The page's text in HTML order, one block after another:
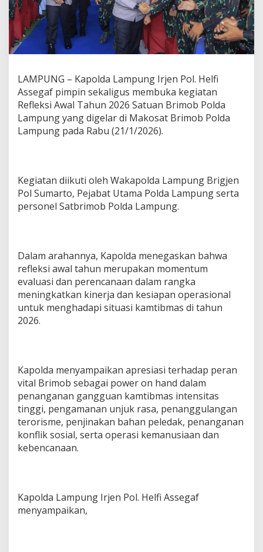
R
e
f
l
e
i
A
w
l
T
n
a
t
o
b
:
S
i
a
a
T
a
n
t
a
K
a
LAMPUNG – Kapolda Lampung Irjen Pol. Helfi
Assegaf pimpin sekaligus membuka kegiatan
Refleksi Awal Tahun 2026 Satuan Brimob Polda
Lampung yang digelar di Makosat Brimob Polda
Lampung pada Rabu (21/1/2026).
Kegiatan diikuti oleh Wakapolda Lampung Brigjen
Pol Sumarto, Pejabat Utama Polda Lampung serta
personel Satbrimob Polda Lampung.
Dalam arahannya, Kapolda menegaskan bahwa
refleksi awal tahun merupakan momentum
evaluasi dan perencanaan dalam rangka
meningkatkan kinerja dan kesiapan operasional
untuk menghadapi situasi kamtibmas di tahun
2026.
Kapolda menyampaikan apresiasi terhadap peran
vital Brimob sebagai power on hand dalam
penanganan gangguan kamtibmas intensitas
tinggi, pengamanan unjuk rasa, penanggulangan
terorisme, penjinakan bahan peledak, penanganan
konflik sosial, serta operasi kemanusiaan dan
kebencanaan.
Kapolda Lampung Irjen Pol. Helfi Assegaf
menyampaikan,